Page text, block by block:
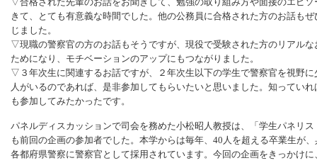
▽合格された先輩のお話をお聞きして、勉強の取り組み方や面接のエピソ
きて、とても有意義な時間でした。他の公務員に合格された方のお話も
じました。
▽現職の警察官の方のお話もそうですが、現役で受験された方のリアルな
ためになり、モチベーションのアップにもつながりました。
▽３年次生に関連するお話ですが、２年次生以下の学生で警察官を視野に
人がいるのであれば、是非参加してもらいたいと思いました。知ってい
も参加してみたかったです。
パネルディスカッションで司会を務めた小松昭人教授は、「学生パネリ
も前回の企画の参加者でした。本学からは毎年、40人を超える卒業生が
各都府県警察に警察官として採用されています。今回の企画をきっかけ